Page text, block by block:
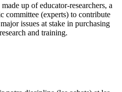
up of educator-researchers, a
committee (experts) to contribute
issues at stake in purchasing
and training.